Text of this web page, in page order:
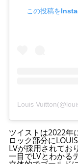
この投稿を
ツイストは2022年
ロック部分に
LVが採用されており
一目でLVとわかる